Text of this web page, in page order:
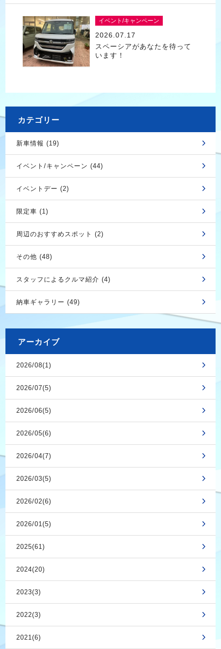
イベント/キャンペーン
2026.07.17
スペーシアがあなたを待って
います！
カテゴリー
新車情報 (19)
イベント/キャンペーン (44)
イベントデー (2)
限定車 (1)
周辺のおすすめスポット (2)
その他 (48)
スタッフによるクルマ紹介 (4)
納車ギャラリー (49)
アーカイブ
2026/08(1)
2026/07(5)
2026/06(5)
2026/05(6)
2026/04(7)
2026/03(5)
2026/02(6)
2026/01(5)
2025(61)
2024(20)
2023(3)
2022(3)
2021(6)